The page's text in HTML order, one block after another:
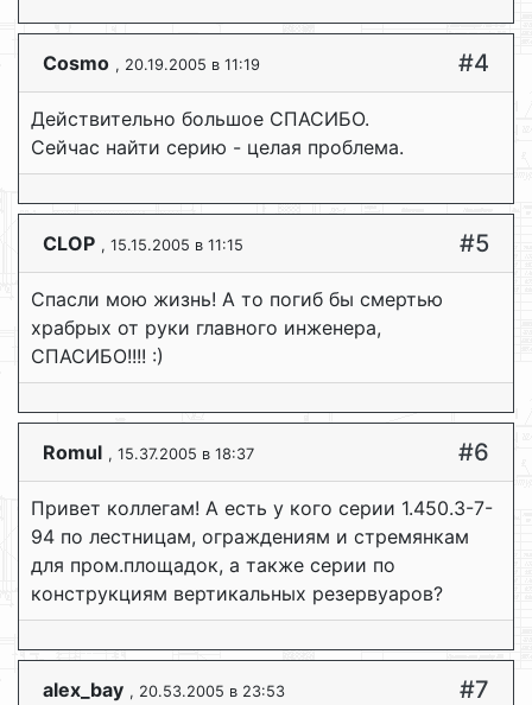
Cosmo , 20.19.2005 в 11:19 #4
Действительно большое СПАСИБО.
Сейчас найти серию - целая проблема.
CLOP , 15.15.2005 в 11:15 #5
Спасли мою жизнь! А то погиб бы смертью
храбрых от руки главного инженера,
СПАСИБО!!!! :)
Romul , 15.37.2005 в 18:37 #6
Привет коллегам! А есть у кого серии 1.450.3-7-
94 по лестницам, ограждениям и стремянкам
для пром.площадок, а также серии по
конструкциям вертикальных резервуаров?
alex_bay , 20.53.2005 в 23:53 #7